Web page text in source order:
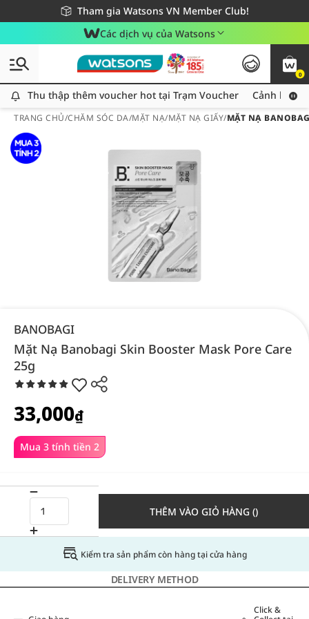
Tham gia Watsons VN Member Club!
Miễn phí giao hàng cho đơn hàng từ 249,000Đ
Giao hàng nhanh 24h - Áp dụng khu vực TP. Hồ Chí Minh
Các dịch vụ của Watsons
0
Thu thập thêm voucher hot tại Trạm Voucher
Thu thập thêm voucher hot tại Trạm Voucher Cảnh báo
TRANG CHỦ/CHĂM SÓC DA/MẶT NẠ/MẶT NẠ GIẤY/MẶT NẠ
BANOBAGI
Mặt Nạ Banobagi Skin Booster Mask Pore Care
25g
Mua 3 tính tiền 2
33,000₫
THÊM VÀO GIỎ HÀNG ()
Kiểm tra sản phẩm còn hàng tại cửa hàng
DELIVERY METHOD
Click &